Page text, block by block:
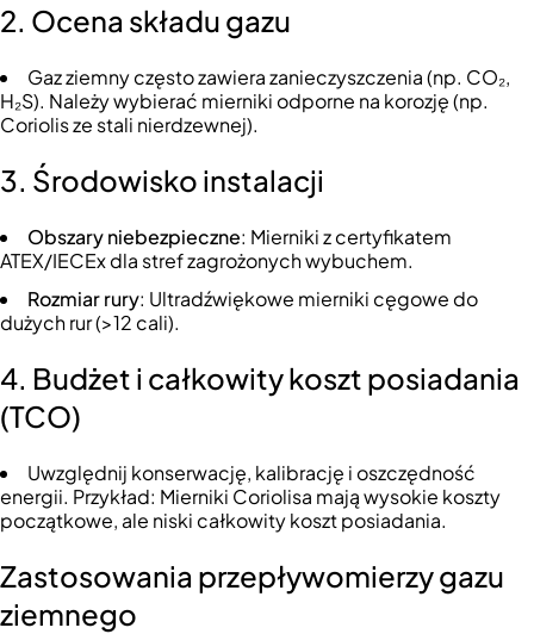
2. Ocena składu gazu
Gaz ziemny często zawiera zanieczyszczenia (np. CO₂,
H₂S). Należy wybierać mierniki odporne na korozję (np.
Coriolis ze stali nierdzewnej).
3. Środowisko instalacji
Obszary niebezpieczne: Mierniki z certyfikatem
ATEX/IECEx dla stref zagrożonych wybuchem.
Rozmiar rury: Ultradźwiękowe mierniki cęgowe do
dużych rur (>12 cali).
4. Budżet i całkowity koszt posiadania
(TCO)
Uwzględnij konserwację, kalibrację i oszczędność
energii. Przykład: Mierniki Coriolisa mają wysokie koszty
początkowe, ale niski całkowity koszt posiadania.
Zastosowania przepływomierzy gazu
ziemnego